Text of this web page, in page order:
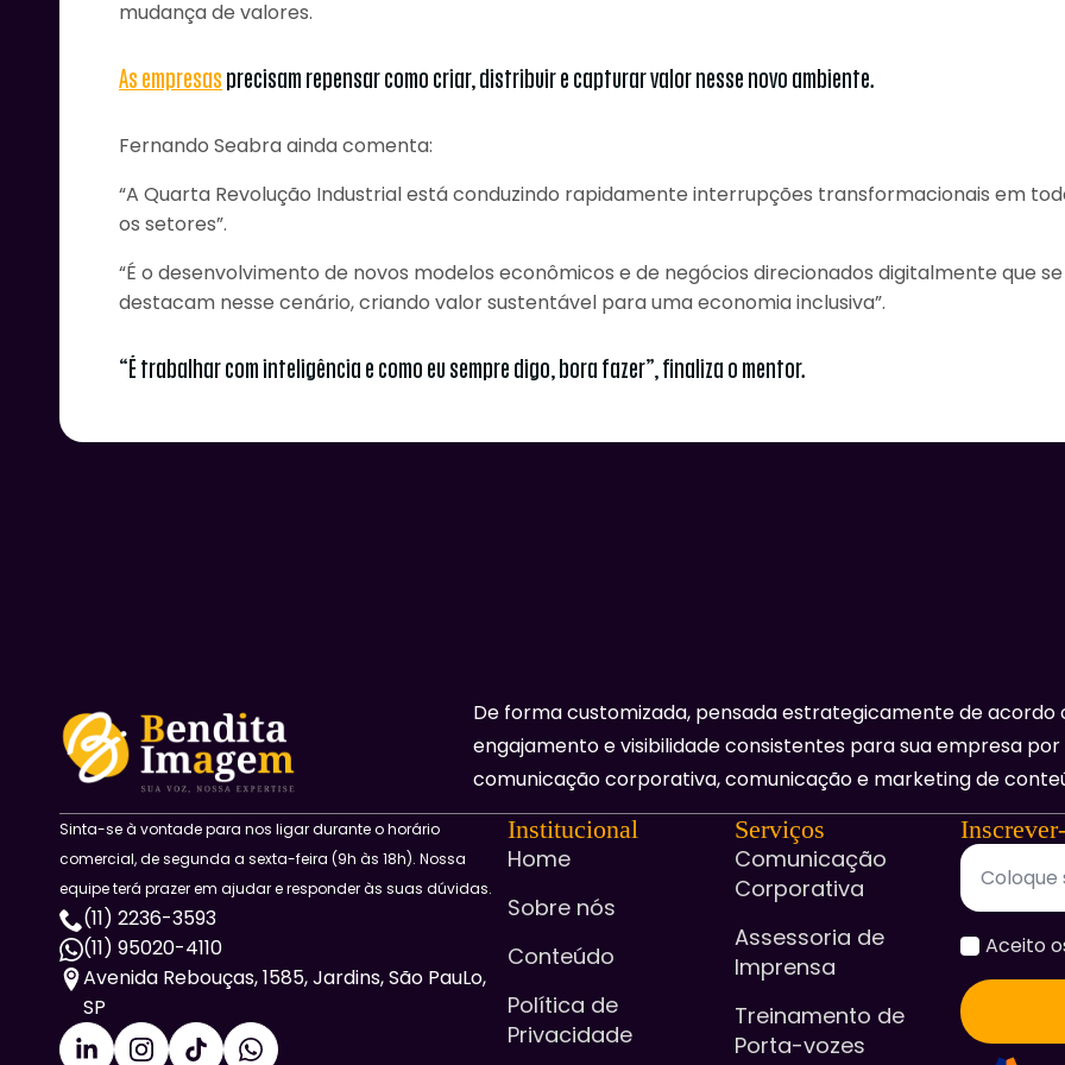
mudança de valores.
As empresas precisam repensar como criar, distribuir e capturar valor nesse novo ambiente.
Fernando Seabra ainda comenta:
“A Quarta Revolução Industrial está conduzindo rapidamente interrupções transformacionais em
os setores”.
“É o desenvolvimento de novos modelos econômicos e de negócios direcionados digitalmente que se
destacam nesse cenário, criando valor sustentável para uma economia inclusiva”.
“É trabalhar com inteligência e como eu sempre digo, bora fazer”, finaliza o mentor.
De forma customizada, pensada estrategicamente de
engajamento e visibilidade consistentes para sua empresa
comunicação corporativa, comunicação e marketing de
Sinta-se à vontade para nos ligar durante o horário
comercial, de segunda a sexta-feira (9h às 18h). Nossa
equipe terá prazer em ajudar e responder às suas dúvidas.
(11) 2236-3593
(11) 95020-4110
Avenida Rebouças, 1585, Jardins, São PauLo,
SP
Institucional
Home
Sobre nós
Conteúdo
Política de
Privacidade
Serviços
Comunicação
Corporativa
Assessoria de
Imprensa
Treinamento de
Porta-vozes
accept
Aceito